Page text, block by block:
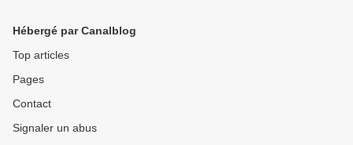
Hébergé par Canalblog
Top articles
Pages
Contact
Signaler un abus